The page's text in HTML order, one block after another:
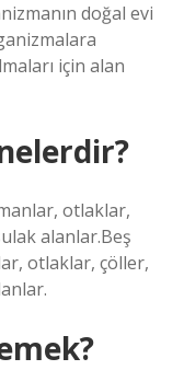
doğal evi
için alan
otlaklar,
alanlar.Beş
otlaklar, çöller,